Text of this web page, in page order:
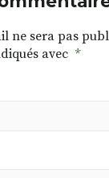
ne sera pas
avec *